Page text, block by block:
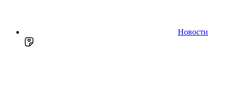
Новости